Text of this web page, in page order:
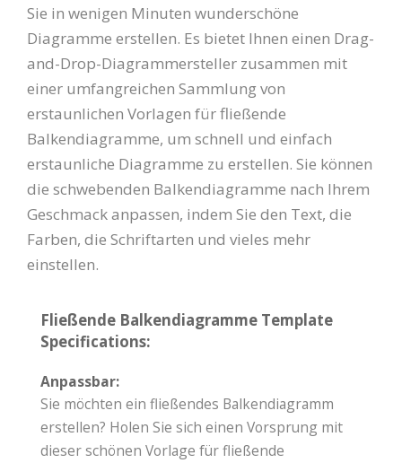
Sie in wenigen Minuten wunderschöne
Diagramme erstellen. Es bietet Ihnen einen Drag-
and-Drop-Diagrammersteller zusammen mit
einer umfangreichen Sammlung von
erstaunlichen Vorlagen für fließende
Balkendiagramme, um schnell und einfach
erstaunliche Diagramme zu erstellen. Sie können
die schwebenden Balkendiagramme nach Ihrem
Geschmack anpassen, indem Sie den Text, die
Farben, die Schriftarten und vieles mehr
einstellen.
Fließende Balkendiagramme Template
Specifications:
Anpassbar:
Sie möchten ein fließendes Balkendiagramm
erstellen? Holen Sie sich einen Vorsprung mit
dieser schönen Vorlage für fließende